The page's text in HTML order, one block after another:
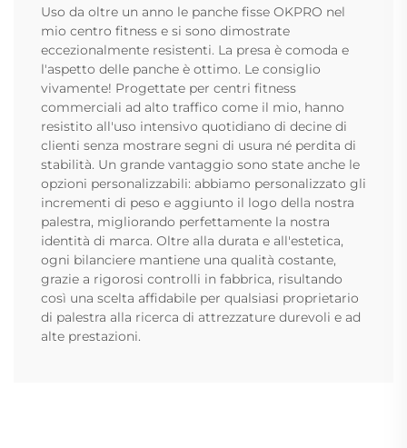
Uso da oltre un anno le panche fisse OKPRO nel
mio centro fitness e si sono dimostrate
eccezionalmente resistenti. La presa è comoda e
l'aspetto delle panche è ottimo. Le consiglio
vivamente! Progettate per centri fitness
commerciali ad alto traffico come il mio, hanno
resistito all'uso intensivo quotidiano di decine di
clienti senza mostrare segni di usura né perdita di
stabilità. Un grande vantaggio sono state anche le
opzioni personalizzabili: abbiamo personalizzato gli
incrementi di peso e aggiunto il logo della nostra
palestra, migliorando perfettamente la nostra
identità di marca. Oltre alla durata e all'estetica,
ogni bilanciere mantiene una qualità costante,
grazie a rigorosi controlli in fabbrica, risultando
così una scelta affidabile per qualsiasi proprietario
di palestra alla ricerca di attrezzature durevoli e ad
alte prestazioni.